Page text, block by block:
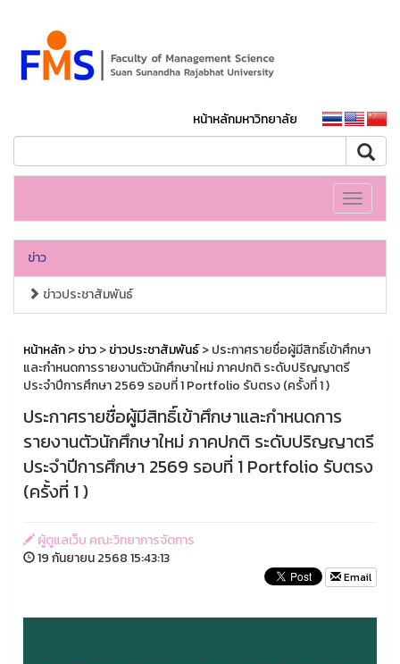
หน้าหลักมหาวิทยาลัย
Toggle
ข่าว
ข่าวประชาสัมพันธ์
หน้าหลัก>ข่าว>ข่าวประชาสัมพันธ์> ประกาศรายชื่อผู้มีสิทธิ์เข้าศึกษา
และกำหนดการรายงานตัวนักศึกษาใหม่ ภาคปกติ ระดับปริญญาตรี
ประจำปีการศึกษา 2569 รอบที่ 1 Portfolio รับตรง (ครั้งที่ 1 )
ประกาศรายชื่อผู้มีสิทธิ์เข้าศึกษาและกำหนดการ
รายงานตัวนักศึกษาใหม่ ภาคปกติ ระดับปริญญาตรี
ประจำปีการศึกษา 2569 รอบที่ 1 Portfolio รับตรง
(ครั้งที่ 1 )
ผู้ดูแลเว็บ คณะวิทยาการจัดการ
19 กันยายน 2568 15:43:13
Email